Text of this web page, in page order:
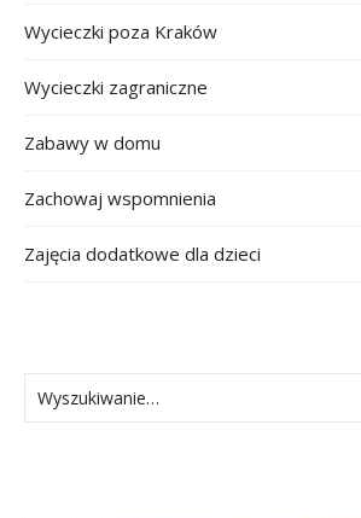
Wycieczki poza Kraków
Wycieczki zagraniczne
Zabawy w domu
Zachowaj wspomnienia
Zajęcia dodatkowe dla dzieci